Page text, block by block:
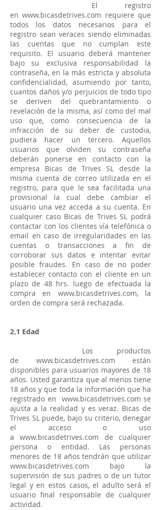
El registro
enwww.bicasdetrives.com requiere que
todos los datos necesarios para el
registro sean veraces siendo eliminadas
las cuentas que no cumplan este
requisito. El usuario deberá mantener
bajo su exclusiva responsabilidad la
contraseña, en la más estricta y absoluta
confidencialidad, asumiendo por tanto,
cuantos daños y/o perjuicios de todo tipo
se deriven del quebrantamiento o
revelación de la misma, así como del mal
uso que, como consecuencia de la
infracción de su deber de custodia,
pudiera hacer un tercero. Aquellos
usuarios que olviden su contraseña
deberán ponerse en contacto con la
empresa Bicas de Trives SL desde la
misma cuenta de correo utilizada en el
registro, para que le sea facilitada una
provisional la cual debe cambiar el
usuario una vez acceda a su cuenta. En
cualquier caso Bicas de Trives SL podrá
contactar con los clientes vía telefónica o
email en caso de irregularidades en las
cuentas o transacciones a fin de
corroborar sus datos e intentar evitar
posible fraudes. En caso de no poder
establecer contacto con el cliente en un
plazo de 48 hrs. luego de efectuada la
compra en www.bicasdetrives.com, la
orden de compra será rechazada.
2.1 Edad
Los productos
de www.bicasdetrives.com están
disponibles para usuarios mayores de 18
años. Usted garantiza que al menos tiene
18 años y que toda la información que ha
registrado en www.bicasdetrives.com se
ajusta a la realidad y es veraz. Bicas de
Trives SL puede, bajo su criterio, denegar
el acceso o uso
awww.bicasdetrives.com de cualquier
persona o entidad. Las personas
menores de 18 años tendrán que utilizar
www.bicasdetrives.com bajo la
supervisión de sus padres o de un tutor
legal y en estos casos, el adulto será el
usuario final responsable de cualquier
actividad.